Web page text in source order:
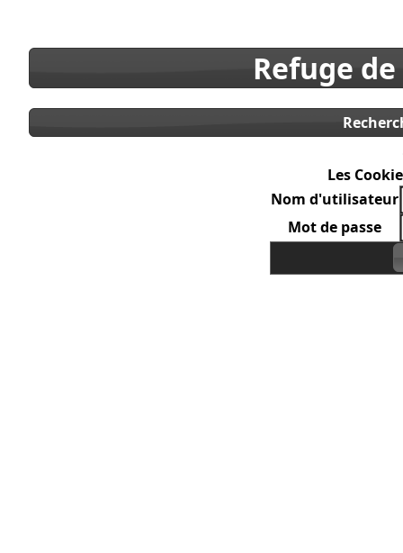
Refuge
Les
Nom d'utilisateur
Mot de passe